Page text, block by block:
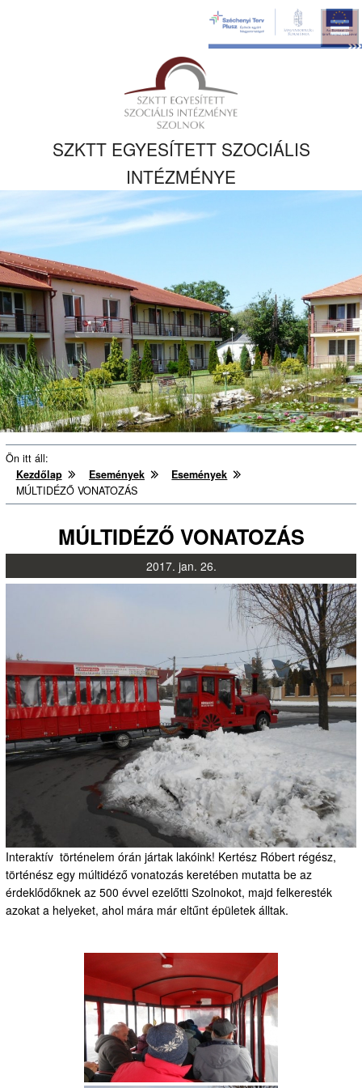
Kezdőlapra
ugrás
SZKTT EGYESÍTETT SZOCIÁLIS
INTÉZMÉNYE
Ön itt áll:
Kezdőlap
Események
Események
MÚLTIDÉZŐ VONATOZÁS
MÚLTIDÉZŐ VONATOZÁS
2017. jan. 26.
Interaktív történelem órán jártak lakóink! Kertész Róbert régész,
történész egy múltidéző vonatozás keretében mutatta be az
érdeklődőknek az 500 évvel ezelőtti Szolnokot, majd felkeresték
azokat a helyeket, ahol mára már eltűnt épületek álltak.